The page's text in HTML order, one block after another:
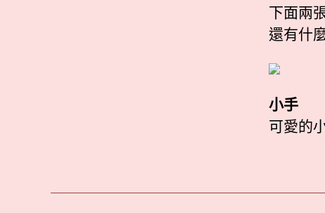
下面兩
還有什
小手
可愛的